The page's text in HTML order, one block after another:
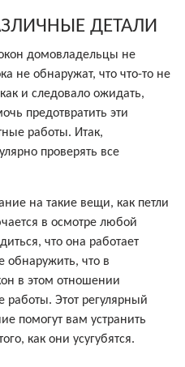
ДЕТАЛИ
домовладельцы не
не обнаружат, что что-то не
и следовало ожидать,
предотвратить эти
работы. Итак,
проверять все
на такие вещи, как петли
в осмотре любой
что она работает
что в
в этом отношении
Этот регулярный
помогут вам устранить
как они усугубятся.